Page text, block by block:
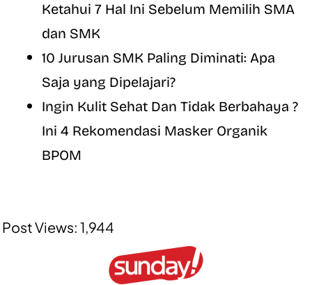
Ketahui 7 Hal Ini Sebelum Memilih SMA
dan SMK
10 Jurusan SMK Paling Diminati: Apa
Saja yang Dipelajari?
Ingin Kulit Sehat Dan Tidak Berbahaya ?
Ini 4 Rekomendasi Masker Organik
BPOM
Post Views: 1,944